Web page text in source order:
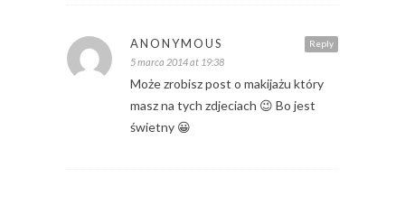
Reply
ANONYMOUS
5 marca 2014 at 19:38
Może zrobisz post o makijażu który
masz na tych zdjeciach 😉 Bo jest
świetny 😀